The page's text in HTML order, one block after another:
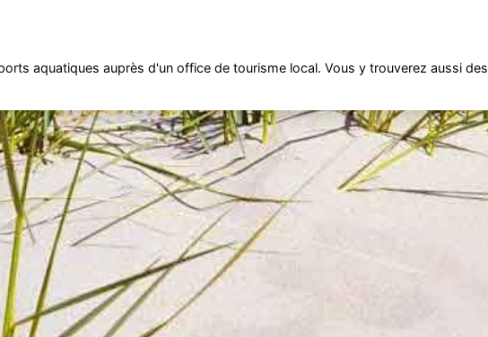
aquatiques auprès d'un office de tourisme local. Vous y trouverez aussi des